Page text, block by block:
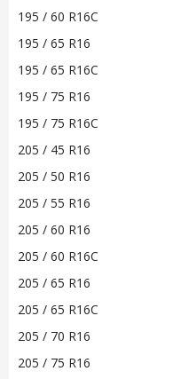
195 / 60 R16C
195 / 65 R16
195 / 65 R16C
195 / 75 R16
195 / 75 R16C
205 / 45 R16
205 / 50 R16
205 / 55 R16
205 / 60 R16
205 / 60 R16C
205 / 65 R16
205 / 65 R16C
205 / 70 R16
205 / 75 R16